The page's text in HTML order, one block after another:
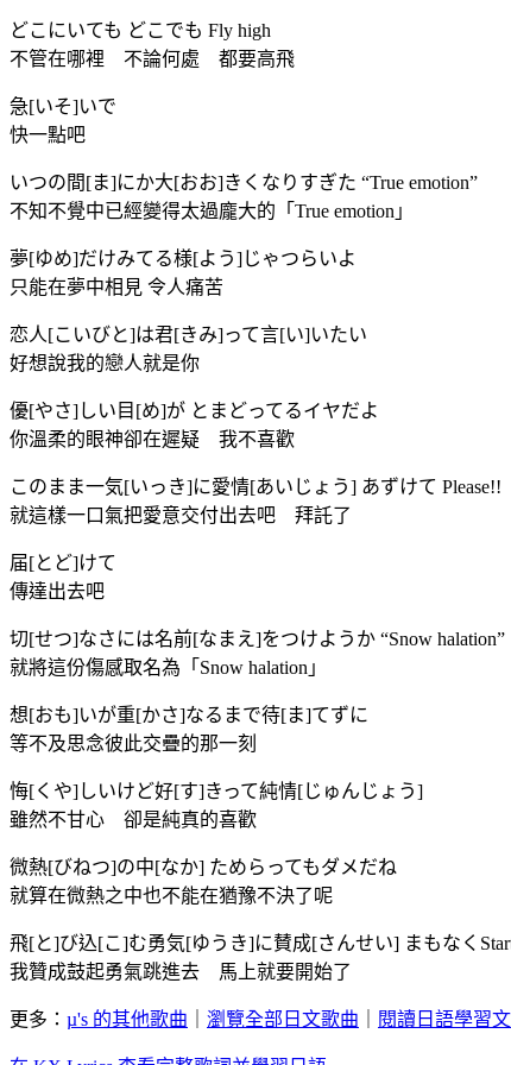
どこにいても どこでも Fly high
不管在哪裡 不論何處 都要高飛
急[いそ]いで
快一點吧
いつの間[ま]にか大[おお]きくなりすぎた “True emotion”
不知不覺中已經變得太過龐大的「True emotion」
夢[ゆめ]だけみてる様[よう]じゃつらいよ
只能在夢中相見 令人痛苦
恋人[こいびと]は君[きみ]って言[い]いたい
好想說我的戀人就是你
優[やさ]しい目[め]が とまどってるイヤだよ
你溫柔的眼神卻在遲疑 我不喜歡
このまま一気[いっき]に愛情[あいじょう] あずけて Please!!
就這樣一口氣把愛意交付出去吧 拜託了
届[とど]けて
傳達出去吧
切[せつ]なさには名前[なまえ]をつけようか “Snow halation”
就將這份傷感取名為「Snow halation」
想[おも]いが重[かさ]なるまで待[ま]てずに
等不及思念彼此交疊的那一刻
悔[くや]しいけど好[す]きって純情[じゅんじょう]
雖然不甘心 卻是純真的喜歡
微熱[びねつ]の中[なか] ためらってもダメだね
就算在微熱之中也不能在猶豫不決了呢
飛[と]び込[こ]む勇気[ゆうき]に賛成[さんせい] まもなく
我贊成鼓起勇氣跳進去 馬上就要開始了
更多： µ's 的其他歌曲 瀏覽全部日文歌曲 閱讀日語學習